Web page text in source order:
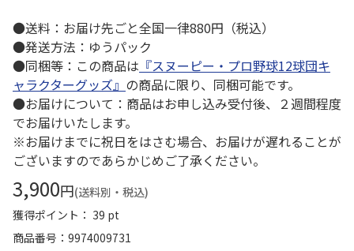
●送料：お届け先ごと全国一律880円（税込）
●発送方法：ゆうパック
●同梱等：この商品は 『スヌーピー・プロ野球12球団キ
ャラクターグッズ』 の商品に限り、同梱可能です。
●お届けについて：商品はお申し込み受付後、２週間程度
でお届けいたします。
※お届けまでに祝日をはさむ場合、お届けが遅れることが
ございますのであらかじめご了承ください。
3,900円(送料別・税込)
獲得ポイント： 39 pt
商品番号
9974009731